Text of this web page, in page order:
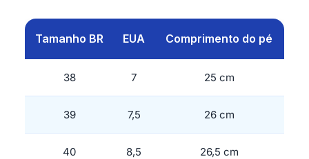
Tamanho BR EUA Comprimento do pé
38 7 25 cm
39 7,5 26 cm
40 8,5 26,5 cm